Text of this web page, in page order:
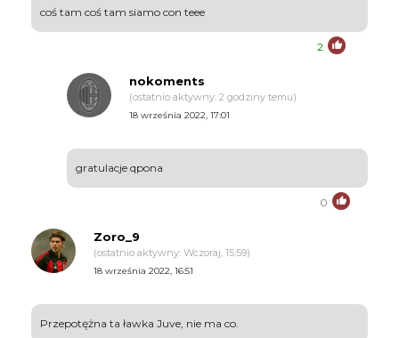
coś tam coś tam siamo con teee
2
nokoments
(ostatnio aktywny: 2 godziny temu)
18 września 2022, 17:01
gratulacje qpona
0
Zoro_9
(ostatnio aktywny: Wczoraj, 15:59)
18 września 2022, 16:51
Przepotężna ta ławka Juve, nie ma co.